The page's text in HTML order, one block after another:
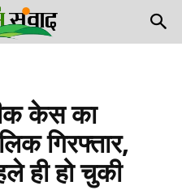
केस का
गिरफ्तार,
ही हो चुकी